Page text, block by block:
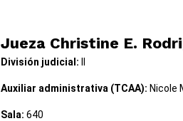
Jueza Christine E.
División judicial: II
Auxiliar administrativa (TCAA): Nicole
Sala: 640